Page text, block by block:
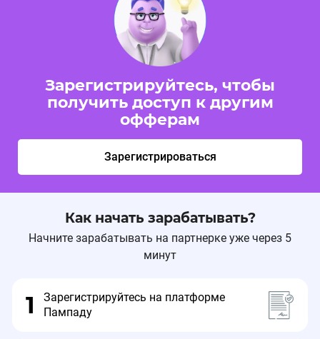
Зарегистрируйтесь, чтобы
получить доступ к другим
офферам
Зарегистрироваться
Как начать зарабатывать?
Начните зарабатывать на партнерке уже через 5
минут
1
Зарегистрируйтесь на платформе
Пампаду